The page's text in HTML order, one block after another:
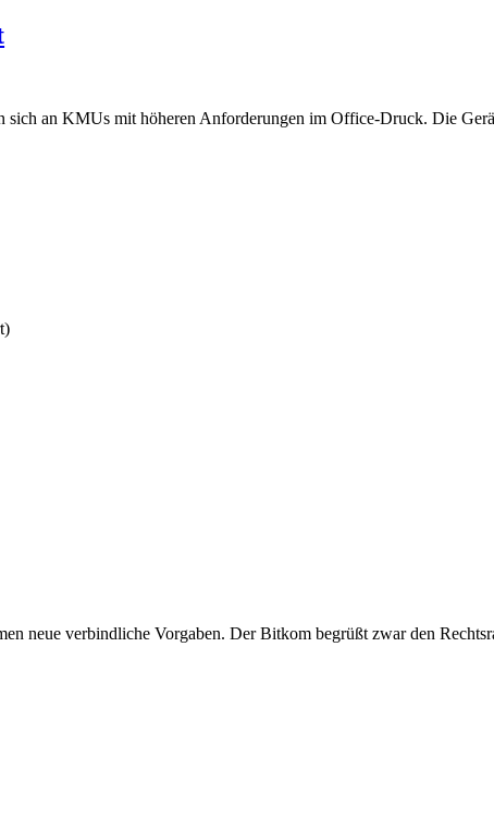
an KMUs mit höheren Anforderungen im Office-Druck. Die
neue verbindliche Vorgaben. Der Bitkom begrüßt zwar den